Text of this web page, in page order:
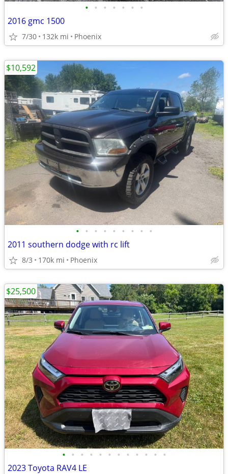
• • • • • • •
2016 gmc 1500
7/30 132k mi Phoenix
• • • • • • • • •
2011 southern dodge with rc lift
8/3 170k mi Phoenix
$10,592
• • • • • • • • • • • •
2023 Toyota RAV4 LE
$25,500